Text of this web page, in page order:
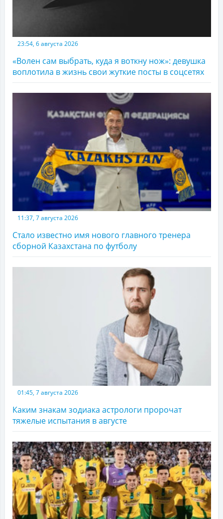
23:54, 6 августа 2026
«Волен сам выбрать, куда я воткну нож»: девушка
воплотила в жизнь свои жуткие посты в соцсетях
11:37, 7 августа 2026
Стало известно имя нового главного тренера
сборной Казахстана по футболу
01:45, 7 августа 2026
Каким знакам зодиака астрологи пророчат
тяжелые испытания в августе